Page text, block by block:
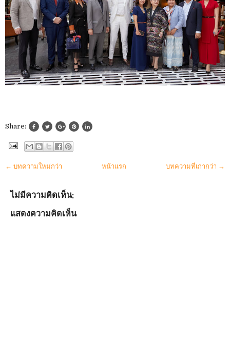
Share:
← บทความใหม่กว่า บทความที่เก่ากว่า →
หน้าแรก
ไม่มีความคิดเห็น:
แสดงความคิดเห็น